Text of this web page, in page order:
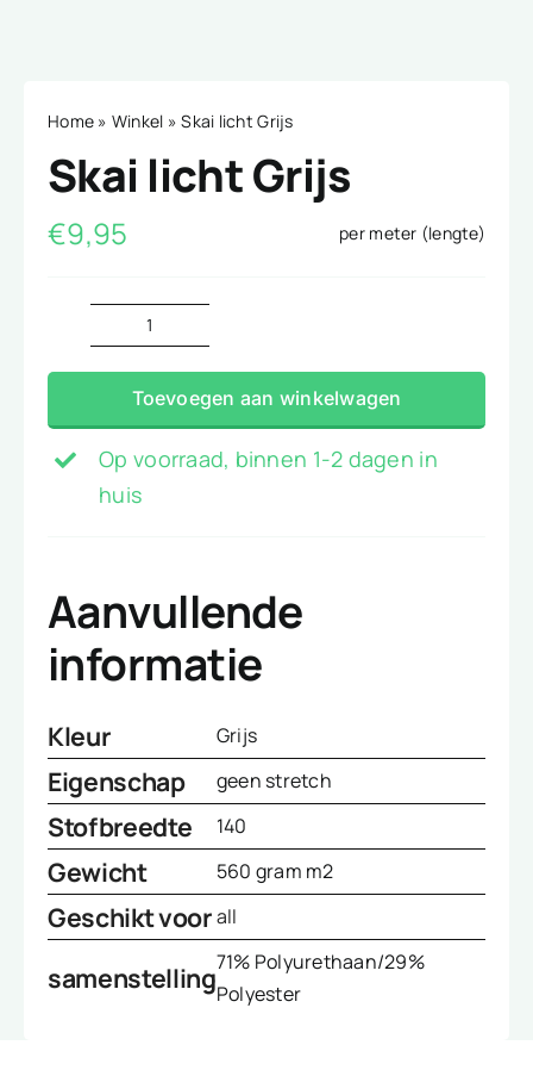
Home » Winkel »Skai licht Grijs
Skai licht Grijs
€9,95 per meter (lengte)
Skai
licht
Grijs
aantal
Toevoegen aan winkelwagen
Op voorraad, binnen 1-2 dagen in
huis
Aanvullende
informatie
Kleur Grijs
Eigenschap geen stretch
Stofbreedte 140
Gewicht 560 gram m2
Geschikt voorall
samenstelling71% Polyurethaan/29%
Polyester